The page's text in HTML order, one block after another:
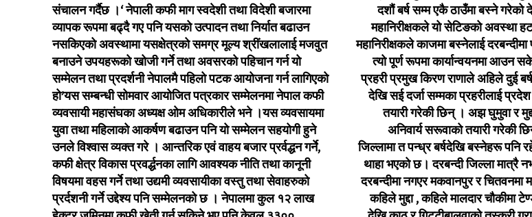
संचालन गर्दैछ ।‘ नेपाली कफी माग स्वदेशी तथा विदेशी बजारमा
व्यापक रूपमा बढ्दै गए पनि यसको उत्पादन तथा निर्यात बढाउन
नसकिएको अवस्थामा यसक्षेत्रको समग्र मूल्य श्रींखलालाई मजवुत
बनाउने उपयहरूको खोजी गर्ने तथा अवसरको पहिचान गर्न यो
सम्मेलन तथा प्रदर्शनी नेपालमै पहिलो पटक आयोजना गर्न लागिएको
हो’यस सम्बन्धी सोमवार आयोजित पत्रकार सम्मेलनमा नेपाल कफी
व्यवसायी महासंघका अध्यक्ष ओम अधिकारीले भने ।यस व्यवसायमा
युवा तथा महिलाको आकर्षण बढाउन पनि यो सम्मेलन सहयोगी हुने
उनले विश्वास व्यक्त गरे । आन्तरिक एवं वाहय बजार प्रर्वद्धन गर्ने,
कफी क्षेत्र विकास प्रवर्द्धनका लागि आवश्यक नीति तथा कानूनी
विषयमा वहस गर्ने तथा उद्यमी व्यवसायीका वस्तु तथा सेवाहरुको
प्रर्दशनी गर्ने उद्देश्य पनि सम्मेलनको छ । नेपालमा कुल १२ लाख
दशौं बर्ष सम्म एकै ठाउँमा बस्ने
महानिरीक्षकले यो सेटिङको अवस्था
महानिरीक्षकले काजमा बस्नेलाई
त्यो पूर्ण रूपमा कार्यान्वयनमा आउन
प्रहरी प्रमुख किरण राणाले अहिले दुई
देखि सई दर्जा सम्मका प्रहरीलाई
तयारी गरेकी छिन् । अझ घुमुवा र
अनिवार्य सरूवाको तयारी गरेकी
जिल्लामा त पन्ध्र बर्षदेखि बस्नेहरू पनि
थाहा भएको छ। दरबन्दी जिल्ला मात्रै
दरबन्दीमा नगएर मकवानपुर र चितवनमा
कहिले मुद्दा , कहिले मालदार चौकीमा